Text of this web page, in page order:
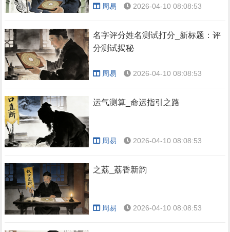
周易 2026-04-10 08:08:53
名字评分姓名测试打分_新标题：评
分测试揭秘
周易 2026-04-10 08:08:53
运气测算_命运指引之路
周易 2026-04-10 08:08:53
之荔_荔香新韵
周易 2026-04-10 08:08:53